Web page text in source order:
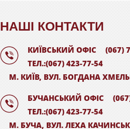
НАШI КОНТАКТИ
КИЇВСЬКИЙ ОФІС
(067)
ТЕЛ.:(067) 423-77-54
М. КИЇВ, ВУЛ. БОГДАНА
БУЧАНСЬКИЙ ОФІС
ТЕЛ.:(067) 423-77-54
М. БУЧА, ВУЛ. ЛЕХА